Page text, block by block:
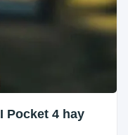
Pocket 4 hay